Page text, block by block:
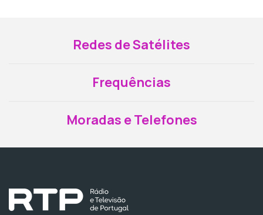
Redes de Satélites
Frequências
Moradas e Telefones